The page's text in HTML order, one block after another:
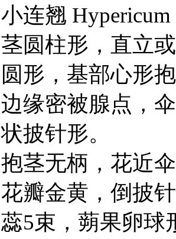
小连翘
茎圆柱形，直立
圆形，基部心形
边缘密被腺点，
状披针形。
抱茎无柄，花近
花瓣金黄，倒披
蕊5束，蒴果卵球